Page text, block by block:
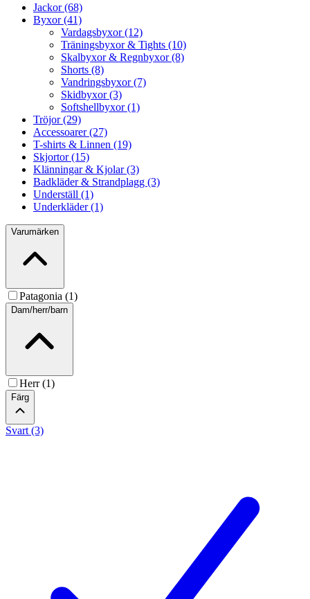
Jackor (68)
Byxor (41)
Vardagsbyxor (12)
Träningsbyxor & Tights (10)
Skalbyxor & Regnbyxor (8)
Shorts (8)
Vandringsbyxor (7)
Skidbyxor (3)
Softshellbyxor (1)
Tröjor (29)
Accessoarer (27)
T-shirts & Linnen (19)
Skjortor (15)
Klänningar & Kjolar (3)
Badkläder & Strandplagg (3)
Underställ (1)
Underkläder (1)
Varumärken
Patagonia (1)
Dam/herr/barn
Herr (1)
Färg
Svart (3)